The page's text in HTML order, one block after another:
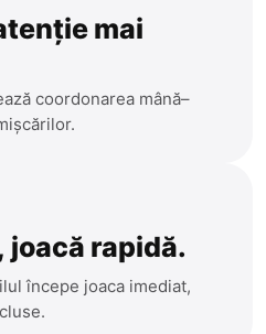
mai
coordonarea mână–
rapidă.
începe joaca imediat,